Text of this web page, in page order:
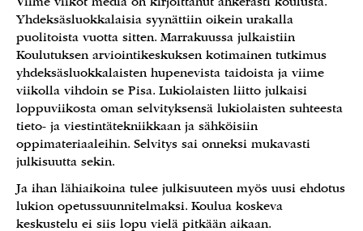
Yhdeksäsluokkalaisia syynättiin oikein urakalla
puolitoista vuotta sitten. Marrakuussa julkaistiin
Koulutuksen arviointikeskuksen kotimainen tutkimus
yhdeksäsluokkalaisten hupenevista taidoista ja viime
viikolla vihdoin se Pisa. Lukiolaisten liitto julkaisi
loppuviikosta oman selvityksensä lukiolaisten suhteesta
tieto- ja viestintätekniikkaan ja sähköisiin
oppimateriaaleihin. Selvitys sai onneksi mukavasti
julkisuutta sekin.
Ja ihan lähiaikoina tulee julkisuuteen myös uusi ehdotus
lukion opetussuunnitelmaksi. Koulua koskeva
keskustelu ei siis lopu vielä pitkään aikaan.